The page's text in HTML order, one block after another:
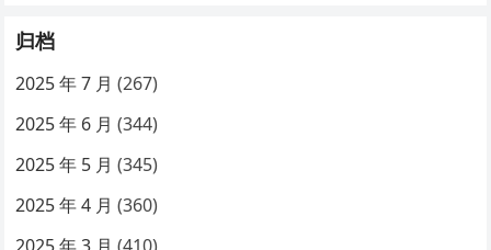
归档
2025 年 7 月 (267)
2025 年 6 月 (344)
2025 年 5 月 (345)
2025 年 4 月 (360)